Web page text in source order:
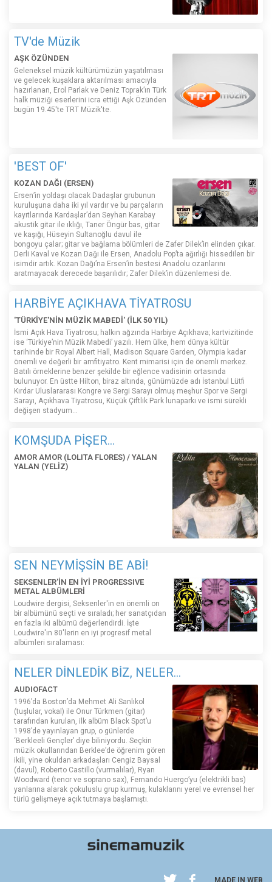
TV'de Müzik
AŞK ÖZÜNDEN
Geleneksel müzik kültürümüzün yaşatılması
ve gelecek kuşaklara aktarılması amacıyla
hazırlanan, Erol Parlak ve Deniz Toprak’ın Türk
halk müziği eserlerini icra ettiği Aşk Özünden
bugün 19.45'te TRT Müzik'te.
'BEST OF'
KOZAN DAĞI (ERSEN)
Ersen’in yoldaşı olacak Dadaşlar grubunun
kuruluşuna daha iki yıl vardır ve bu parçaların
kayıtlarında Kardaşlar’dan Seyhan Karabay
akustik gitar ile ıklığı, Taner Öngür bas, gitar
ve kaşığı, Hüseyin Sultanoğlu davul ile
bongoyu çalar; gitar ve bağlama bölümleri de Zafer Dilek’in elinden çıkar.
Derli Kaval ve Kozan Dağı ile Ersen, Anadolu Pop’ta ağırlığı hissedilen bir
isimdir artık. Kozan Dağı’na Ersen’in bestesi Anadolu ozanlarını
aratmayacak derecede başarılıdır; Zafer Dilek’in düzenlemesi de.
HARBİYE AÇIKHAVA TİYATROSU
'TÜRKİYE'NİN MÜZİK MABEDİ' (İLK 50 YIL)
İsmi Açık Hava Tiyatrosu; halkın ağzında Harbiye Açıkhava; kartvizitinde
ise ‘Türkiye’nin Müzik Mabedi’ yazılı. Hem ülke, hem dünya kültür
tarihinde bir Royal Albert Hall, Madison Square Garden, Olympia kadar
önemli ve değerli bir amfitiyatro. Kent mimarisi için de önemli merkez.
Batılı örneklerine benzer şekilde bir eğlence vadisinin ortasında
bulunuyor. En üstte Hilton, biraz altında, günümüzde adı İstanbul Lütfi
Kırdar Uluslararası Kongre ve Sergi Sarayı olmuş meşhur Spor ve Sergi
Sarayı, Açıkhava Tiyatrosu, Küçük Çiftlik Park lunaparkı ve ismi sürekli
değişen stadyum…
KOMŞUDA PİŞER...
AMOR AMOR (LOLITA FLORES) / YALAN
YALAN (YELİZ)
SEN NEYMİŞSİN BE ABİ!
SEKSENLER'İN EN İYİ PROGRESSIVE
METAL ALBÜMLERİ
Loudwire dergisi, Seksenler'in en önemli on
bir albümünü seçti ve sıraladı; her sanatçıdan
en fazla iki albümü değerlendirdi. İşte
Loudwire'ın 80'lerin en iyi progresif metal
albümleri sıralaması:
NELER DİNLEDİK BİZ, NELER...
AUDIOFACT
1996’da Boston’da Mehmet Ali Sanlıkol
(tuşlular, vokal) ile Onur Türkmen (gitar)
tarafından kurulan, ilk albüm Black Spot’u
1998’de yayınlayan grup, o günlerde
‘Berkleeli Gençler’ diye biliniyordu. Seçkin
müzik okullarından Berklee’de öğrenim gören
ikili, yine okuldan arkadaşları Cengiz Baysal
(davul), Roberto Castillo (vurmalılar), Ryan
Woodward (tenor ve soprano sax), Fernando Huergo’yu (elektrikli bas)
yanlarına alarak çokuluslu grup kurmuş, kulaklarını yerel ve evrensel her
türlü gelişmeye açık tutmaya başlamıştı.
MADE IN WEB